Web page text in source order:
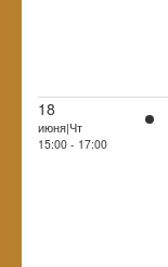
18
июня|Чт
15:00 - 17:00